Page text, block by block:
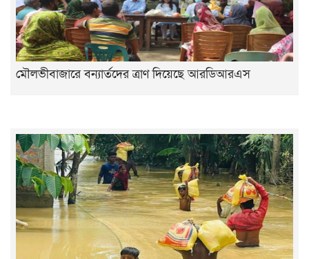
মৌলভীবাজারে বন্যার্তদের ত্রাণ দিয়েছে আরডিআরএস